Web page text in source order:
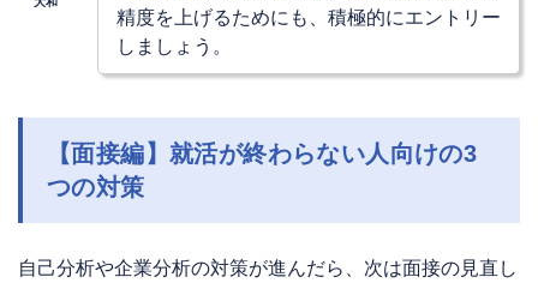
精度を上げるためにも、積極的にエントリー
しましょう。
【面接編】就活が終わらない人向けの3
つの対策
自己分析や企業分析の対策が進んだら、次は面接の見直し